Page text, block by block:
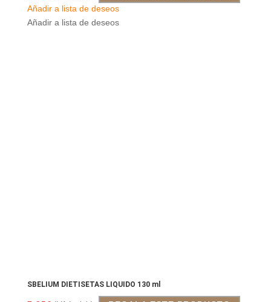
Añadir a lista de deseos
Añadir a lista de deseos
SBELIUM DIETISETAS LIQUIDO 130 ml